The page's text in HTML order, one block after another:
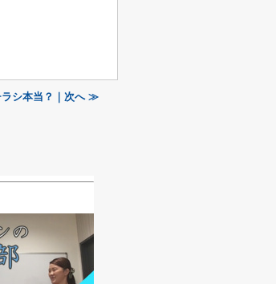
ラシ本当？｜次へ ≫